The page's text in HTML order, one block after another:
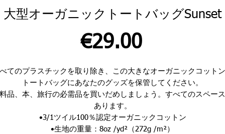
大型オーガニックトートバッグSunset
€29.00価
格
てのプラスチックを取り除き、この大きなオーガニックコット
トートバッグにあなたのグッズを保管してください。
品、本、旅行の必需品を買いだめしましょう。すべてのスペー
あります。
•3/1ツイル100％認定オーガニックコットン
•生地の重量：8oz /yd²（272g /m²）